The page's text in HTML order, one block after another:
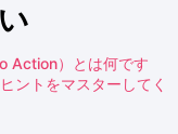
Action）とは何です
ントをマスターしてく